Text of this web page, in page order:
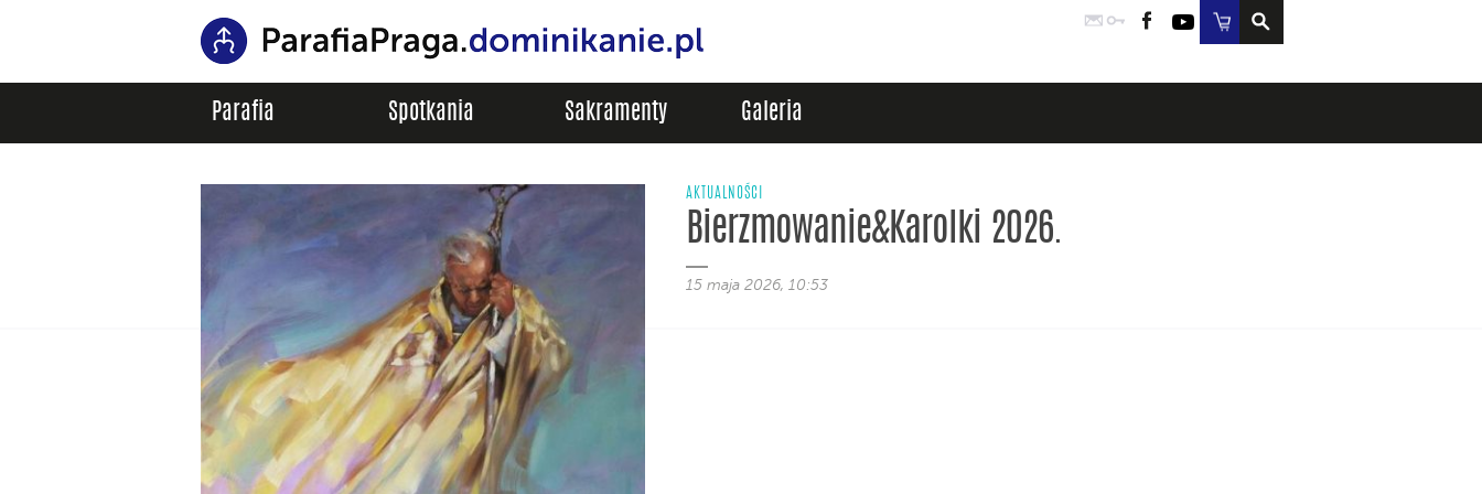
PocztaLogowanie
FacebookYouTube
Sklep
Parafia Spotkania Sakramenty Galeria
AKTUALNOŚCI
Bierzmowanie&Karolki 2026.
15 maja 2026, 10:53